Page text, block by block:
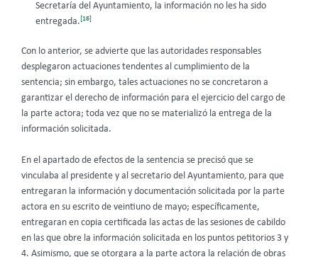
Secretaría del Ayuntamiento, la información no les ha sido
entregada.[16]
Con lo anterior, se advierte que las autoridades responsables
desplegaron actuaciones tendentes al cumplimiento de la
sentencia; sin embargo, tales actuaciones no se concretaron a
garantizar el derecho de información para el ejercicio del cargo de
la parte actora; toda vez que no se materializó la entrega de la
información solicitada.
En el apartado de efectos de la sentencia se precisó que se
vinculaba al presidente y al secretario del Ayuntamiento, para que
entregaran la información y documentación solicitada por la parte
actora en su escrito de veintiuno de mayo; específicamente,
entregaran en copia certificada las actas de las sesiones de cabildo
en las que obre la información solicitada en los puntos petitorios 3 y
4. Asimismo, que se otorgara a la parte actora la relación de obras